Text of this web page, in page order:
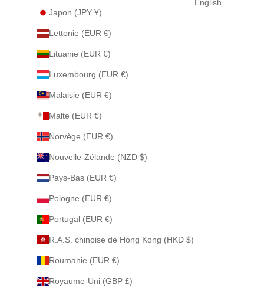
Japon (JPY ¥)
Lettonie (EUR €)
Lituanie (EUR €)
Luxembourg (EUR €)
Malaisie (EUR €)
Malte (EUR €)
Norvège (EUR €)
Nouvelle-Zélande (NZD $)
Pays-Bas (EUR €)
Pologne (EUR €)
Portugal (EUR €)
R.A.S. chinoise de Hong Kong (HKD $)
Roumanie (EUR €)
Royaume-Uni (GBP £)
English